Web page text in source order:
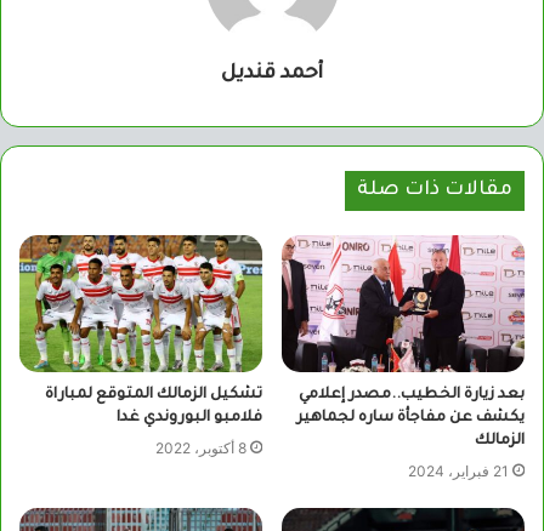
أحمد قنديل
مقالات ذات صلة
بعد زيارة الخطيب..مصدر إعلامي
يكشف عن مفاجأة ساره لجماهير
الزمالك
21 فبراير، 2024
تشكيل الزمالك المتوقع لمباراة
فلامبو البوروندي غدا
8 أكتوبر، 2022